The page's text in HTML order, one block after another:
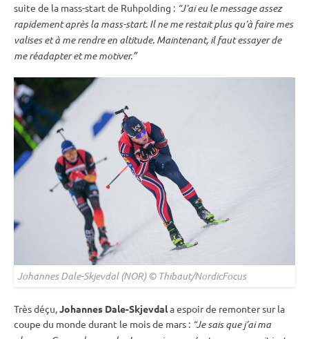
suite de la mass-start de Ruhpolding : “J’ai eu le message assez
rapidement après la mass-start. Il ne me restait plus qu’à faire mes
valises et à me rendre en altitude. Maintenant, il faut essayer de
me réadapter et me motiver.”
Johannes Dale-Skjevdal (NOR) © Thibaut/NordicFocus
Très déçu,Johannes Dale-Skjevdala espoir de remonter sur la
coupe du monde durant le mois de mars : “Je sais que j’ai ma